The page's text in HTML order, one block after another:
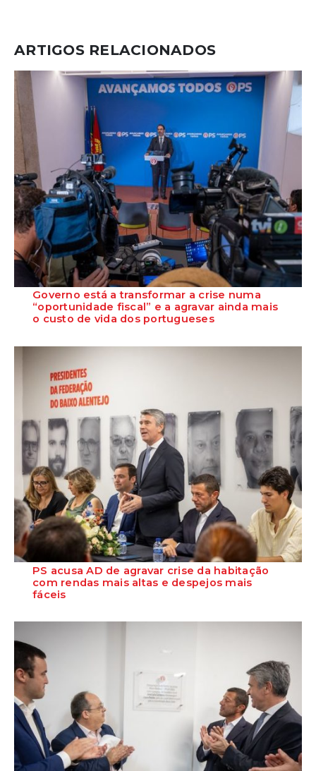
ARTIGOS RELACIONADOS
Governo está a transformar a crise numa
“oportunidade fiscal” e a agravar ainda mais
o custo de vida dos portugueses
PS acusa AD de agravar crise da habitação
com rendas mais altas e despejos mais
fáceis